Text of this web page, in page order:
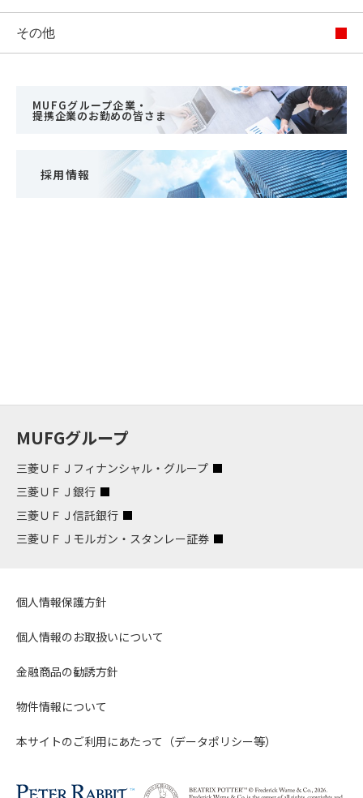
その他
MUFGグループ企業・
提携企業のお勤めの皆さま
採用情報
MUFGグループ
三菱ＵＦＪフィナンシャル・グループ
三菱ＵＦＪ銀行
三菱ＵＦＪ信託銀行
三菱ＵＦＪモルガン・スタンレー証券
個人情報保護方針
個人情報のお取扱いについて
金融商品の勧誘方針
物件情報について
本サイトのご利用にあたって（データポリシー等）